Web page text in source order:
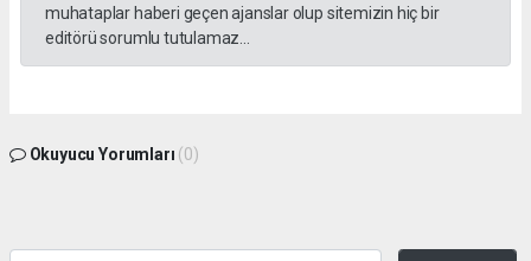
muhataplar haberi geçen ajanslar olup sitemizin hiç bir
editörü sorumlu tutulamaz...
Okuyucu Yorumları (0)